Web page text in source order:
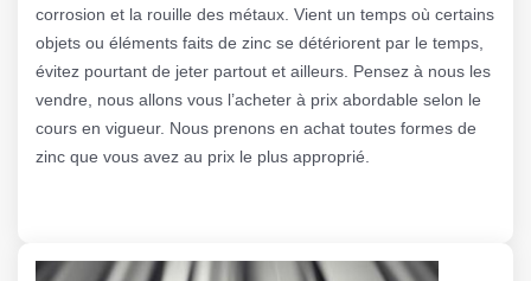
corrosion et la rouille des métaux. Vient un temps où certains
objets ou éléments faits de zinc se détériorent par le temps,
évitez pourtant de jeter partout et ailleurs. Pensez à nous les
vendre, nous allons vous l’acheter à prix abordable selon le
cours en vigueur. Nous prenons en achat toutes formes de
zinc que vous avez au prix le plus approprié.